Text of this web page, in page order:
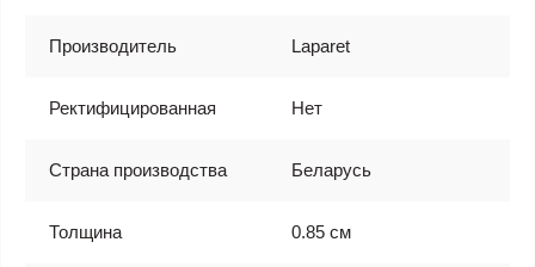
Производитель Laparet
Ректифицированная Нет
Страна производства Беларусь
Толщина 0.85 см